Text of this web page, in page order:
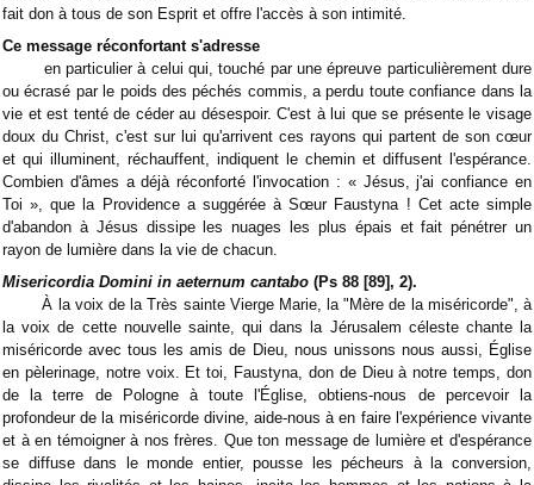
fait don à tous de son Esprit et offre l'accès à son intimité.
Ce message réconfortant s'adresse
en particulier à celui qui, touché par une épreuve particulièrement dure
ou écrasé par le poids des péchés commis, a perdu toute confiance dans la
vie et est tenté de céder au désespoir. C'est à lui que se présente le visage
doux du Christ, c'est sur lui qu'arrivent ces rayons qui partent de son cœur
et qui illuminent, réchauffent, indiquent le chemin et diffusent l'espérance.
Combien d'âmes a déjà réconforté l'invocation : « Jésus, j'ai confiance en
Toi », que la Providence a suggérée à Sœur Faustyna ! Cet acte simple
d'abandon à Jésus dissipe les nuages les plus épais et fait pénétrer un
rayon de lumière dans la vie de chacun.
Misericordia Domini in aeternum cantabo (Ps 88 [89], 2).
À la voix de la Très sainte Vierge Marie, la "Mère de la miséricorde", à
la voix de cette nouvelle sainte, qui dans la Jérusalem céleste chante la
miséricorde avec tous les amis de Dieu, nous unissons nous aussi, Église
en pèlerinage, notre voix. Et toi, Faustyna, don de Dieu à notre temps, don
de la terre de Pologne à toute l'Église, obtiens-nous de percevoir la
profondeur de la miséricorde divine, aide-nous à en faire l'expérience vivante
et à en témoigner à nos frères. Que ton message de lumière et d'espérance
se diffuse dans le monde entier, pousse les pécheurs à la conversion,